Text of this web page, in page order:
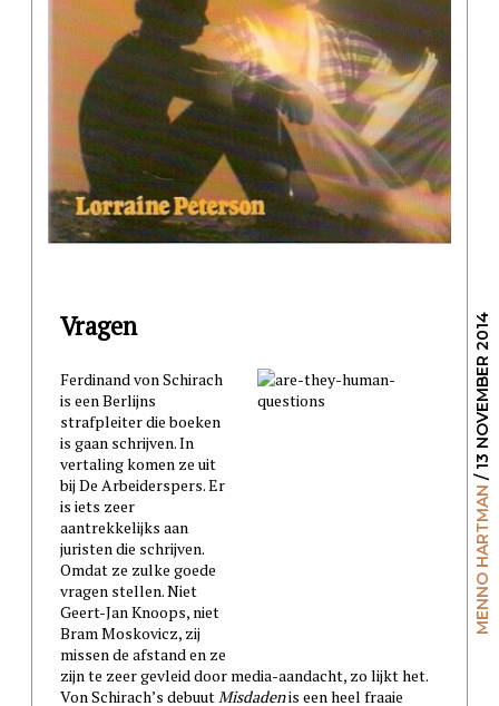
MENNO HARTMAN
/ 13 NOVEMBER 2014
Vragen
Ferdinand von Schirach
is een Berlijns
strafpleiter die boeken
is gaan schrijven. In
vertaling komen ze uit
bij De Arbeiderspers. Er
is iets zeer
aantrekkelijks aan
juristen die schrijven.
Omdat ze zulke goede
vragen stellen. Niet
Geert-Jan Knoops, niet
Bram Moskovicz, zij
missen de afstand en ze
zijn te zeer gevleid door media-aandacht, zo lijkt het.
Von Schirach’s debuutMisdadenis een heel fraaie